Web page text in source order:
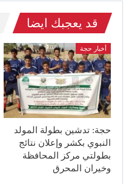
قد يعجبك ايضا
أخبار حجة
حجة: تدشين بطولة المولد
النبوي بكشر وإعلان نتائج
بطولتي مركز المحافظة
وخيران المحرق